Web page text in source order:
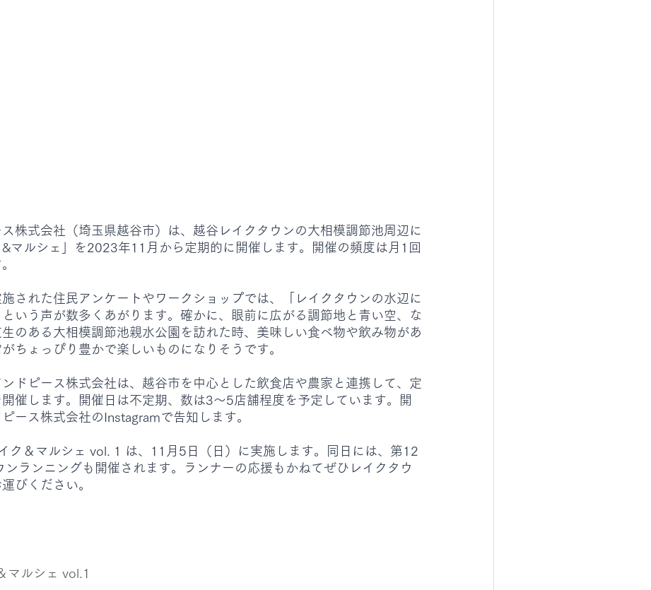
株式会社（埼玉県越谷市）は、越谷レイクタウンの大相模調節池周辺に
マルシェ」を2023年11月から定期的に開催します。開催の頻度は月1回
された住民アンケートやワークショップでは、「レイクタウンの水辺に
いう声が数多くあがります。確かに、眼前に広がる調節地と青い空、な
のある大相模調節池親水公園を訪れた時、美味しい食べ物や飲み物があ
ちょっぴり豊かで楽しいものになりそうです。
ドピース株式会社は、越谷市を中心とした飲食店や農家と連携して、定
催します。開催日は不定期、数は3〜5店舗程度を予定しています。開
ース株式会社のInstagramで告知します。
ク＆マルシェ vol. 1 は、11月5日（日）に実施します。同日には、第12
ンランニングも開催されます。ランナーの応援もかねてぜひレイクタウ
びください。
マルシェ vol.1